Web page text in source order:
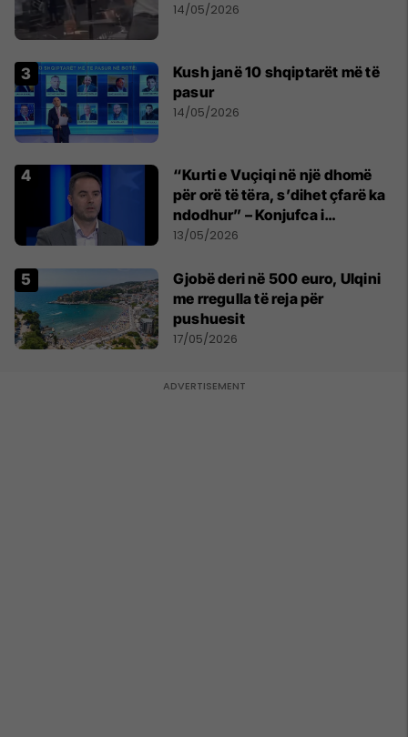
14/05/2026
Kush janë 10 shqiptarët më të
pasur
14/05/2026
“Kurti e Vuçiqi në një dhomë
për orë të tëra, s’dihet çfarë ka
ndodhur” – Konjufca i
përgjigjet Osmanit
13/05/2026
Gjobë deri në 500 euro, Ulqini
me rregulla të reja për
pushuesit
17/05/2026